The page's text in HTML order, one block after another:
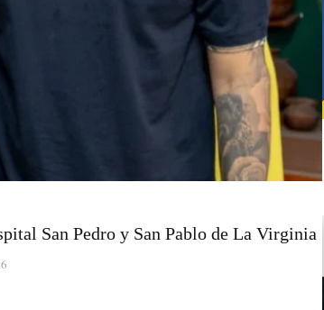
San Pedro y San Pablo de La Virginia